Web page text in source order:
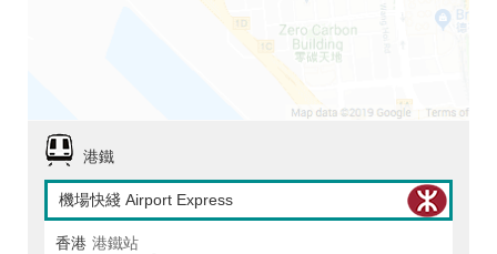
港鐵
機場快綫 Airport Express
香港 港鐵站